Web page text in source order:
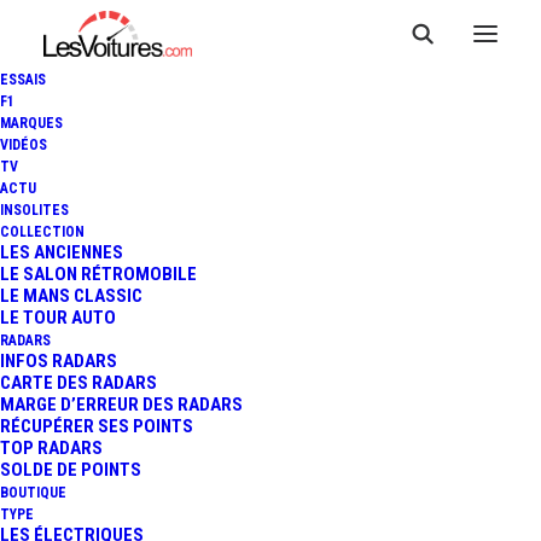
ESSAIS
F1
MARQUES
VIDÉOS
TV
ACTU
INSOLITES
COLLECTION
LES ANCIENNES
LE SALON RÉTROMOBILE
LE MANS CLASSIC
LE TOUR AUTO
RADARS
INFOS RADARS
CARTE DES RADARS
MARGE D’ERREUR DES RADARS
RÉCUPÉRER SES POINTS
TOP RADARS
SOLDE DE POINTS
BOUTIQUE
TYPE
LES ÉLECTRIQUES
28 mai 2013
VIDÉO : SÉBASTIEN